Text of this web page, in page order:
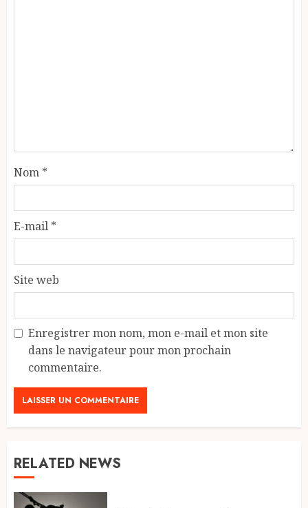
Nom *
E-mail *
Site web
Enregistrer mon nom, mon e-mail et mon site
dans le navigateur pour mon prochain
commentaire.
RELATED NEWS